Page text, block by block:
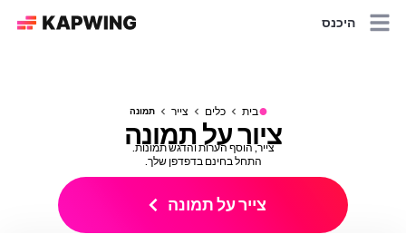
היכנס
●בית כלים צייר תמונה
ציור על תמונה
צייר, הוסף הערות והדגש תמונות.
התחל בחינם בדפדפן שלך.
צייר על תמונה